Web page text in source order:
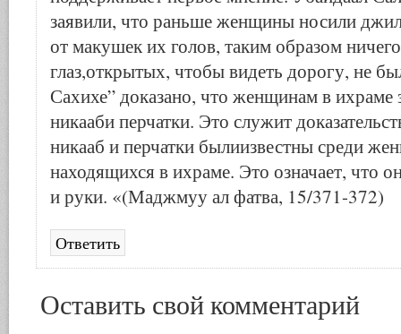
заявили, что раньше женщины носили
от макушек их голов, таким образом
глаз,открытых, чтобы видеть дорогу, не
Сахихе” доказано, что женщинам в ихраме
никааби перчатки. Это служит
никааб и перчатки былиизвестны среди
находящихся в ихраме. Это означает, что
и руки. «(Маджмуу ал фатва, 15/371-372)
Ответить
Оставить свой комментарий